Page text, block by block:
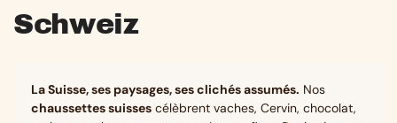
Schweiz
La Suisse, ses paysages, ses clichés assumés. Nos
chaussettes suisses célèbrent vaches, Cervin, chocolat,